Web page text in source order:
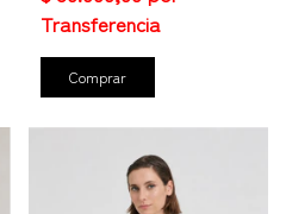
Comprar